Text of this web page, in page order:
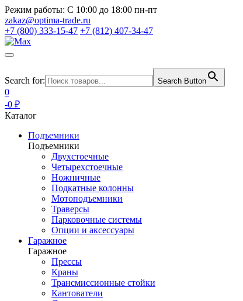
Режим работы: С 10:00 до 18:00 пн-пт
zakaz@optima-trade.ru
+7 (800) 333-15-47 +7 (812) 407-34-47
Search for: Search Button
0
-0 ₽
Каталог
Подъемники
Подъемники
Двухстоечные
Четырехстоечные
Ножничные
Подкатные колонны
Мотоподъемники
Траверсы
Парковочные системы
Опции и аксессуары
Гаражное
Гаражное
Прессы
Краны
Трансмиссионные стойки
Кантователи